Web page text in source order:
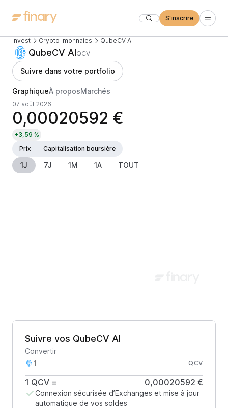
S'inscrire
Invest Crypto-monnaies QubeCV AI
QubeCV AIQCV
Suivre dans votre portfolio
GraphiqueÀ proposMarchés
07 août 2026
0,00020592 €
+3,59 %
Prix
Capitalisation boursière
1J 7J 1M 1A TOUT
Suivre vos QubeCV AI
Convertir
QCV
1 QCV = 0,00020592 €
Connexion sécurisée d’Exchanges et mise à jour
automatique de vos soldes